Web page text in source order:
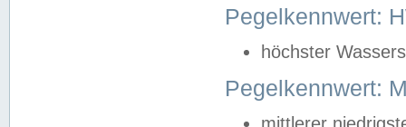
Pegelkennwert:
höchster
Pegelkennwert: